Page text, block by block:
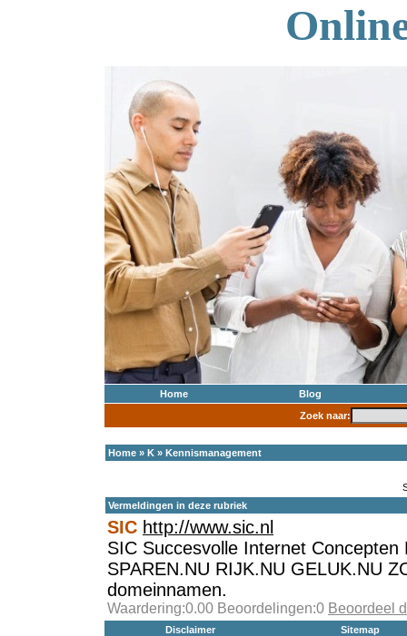
Home
Blog
Zoek naar:
Home » K » Kennismanagement
Vermeldingen in deze rubriek
SIC http://www.sic.nl
SIC Succesvolle Internet Concepten
SPAREN.NU RIJK.NU GELUK.NU
domeinnamen.
Waardering:0.00 Beoordelingen:0 Beoordeel
Disclaimer Sitemap